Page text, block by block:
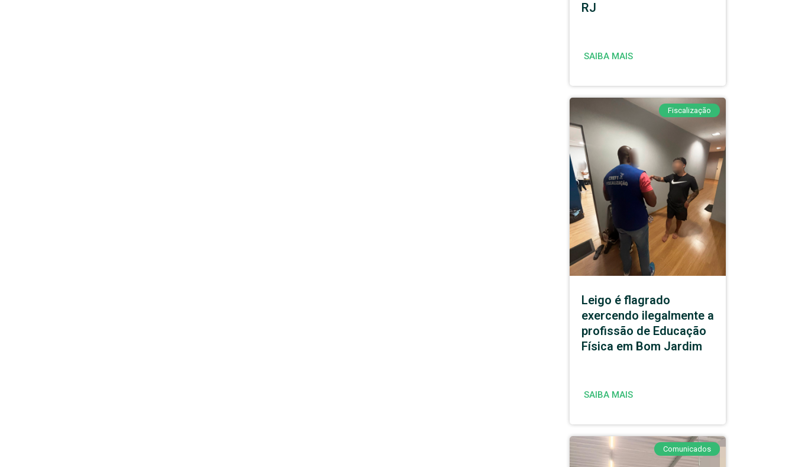
RJ
SAIBA MAIS
Fiscalização
Leigo é flagrado
exercendo ilegalmente a
profissão de Educação
Física em Bom Jardim
SAIBA MAIS
Comunicados